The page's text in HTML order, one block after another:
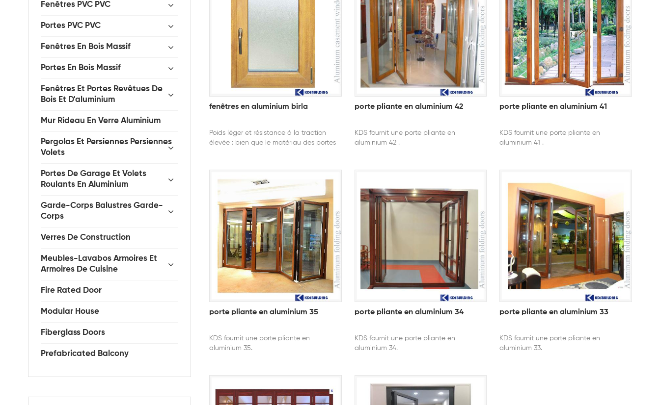
fenêtres en aluminium birla
Poids léger et résistance à la traction
élevée : bien que le matériau des portes
traction est élevée
porte pliante en aluminium 42
KDS fournit une porte pliante en
aluminium 42 .
porte pliante en aluminium 41
KDS fournit une porte pliante en
aluminium 41 .
porte pliante en aluminium 35
KDS fournit une porte pliante en
aluminium 35.
porte pliante en aluminium 34
KDS fournit une porte pliante en
aluminium 34.
porte pliante en aluminium 33
KDS fournit une porte pliante en
aluminium 33.
Fenêtres PVC PVC
Portes PVC PVC
Fenêtres En Bois Massif
Portes En Bois Massif
Fenêtres Et Portes Revêtues De
Bois Et D'aluminium
Mur Rideau En Verre Aluminium
Pergolas Et Persiennes Persiennes
Volets
Portes De Garage Et Volets
Roulants En Aluminium
Garde-Corps Balustres Garde-
Corps
Verres De Construction
Meubles-Lavabos Armoires Et
Armoires De Cuisine
Fire Rated Door
Modular House
Fiberglass Doors
Prefabricated Balcony